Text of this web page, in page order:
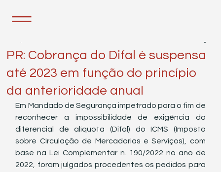
PR: Cobrança do Difal é suspensa
até 2023 em função do princípio
da anterioridade anual
Em Mandado de Segurança impetrado para o fim de
reconhecer a impossibilidade de exigência do
diferencial de alíquota (Difal) do ICMS (Imposto
sobre Circulação de Mercadorias e Serviços), com
base na Lei Complementar n. 190/2022 no ano de
2022, foram julgados procedentes os pedidos para